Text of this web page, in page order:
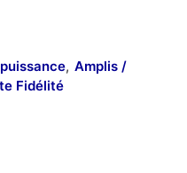
, Amplis /
Fidélité